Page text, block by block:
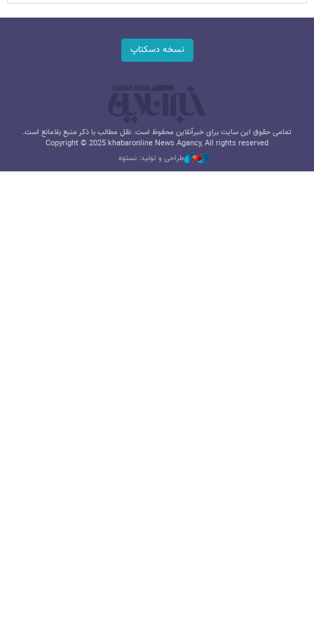
نسخه دسکتاپ
تمامی حقوق این سایت برای خبرآنلاین محفوظ است. نقل مطالب با ذکر منبع بلامانع است.
Copyright © 2025 khabaronline News Agancy, All rights reserved
طراحی و تولید: نستوه